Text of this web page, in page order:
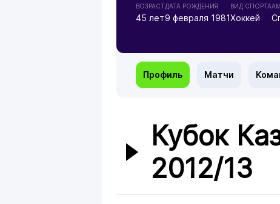
ВОЗРАСТ
45 лет
ДАТА РОЖДЕНИЯ
9 февраля 1981
ВИД СПОРТА
Хоккей
Профиль Матчи
Кубок
2012/13